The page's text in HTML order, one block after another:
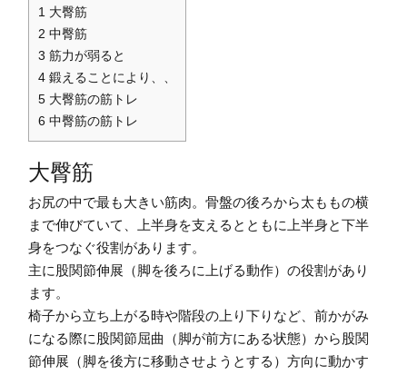
1 大臀筋
2 中臀筋
3 筋力が弱ると
4 鍛えることにより、、
5 大臀筋の筋トレ
6 中臀筋の筋トレ
大臀筋
お尻の中で最も大きい筋肉。骨盤の後ろから太ももの横
まで伸びていて、上半身を支えるとともに上半身と下半
身をつなぐ役割があります。
主に股関節伸展（脚を後ろに上げる動作）の役割があり
ます。
椅子から立ち上がる時や階段の上り下りなど、前かがみ
になる際に股関節屈曲（脚が前方にある状態）から股関
節伸展（脚を後方に移動させようとする）方向に動かす